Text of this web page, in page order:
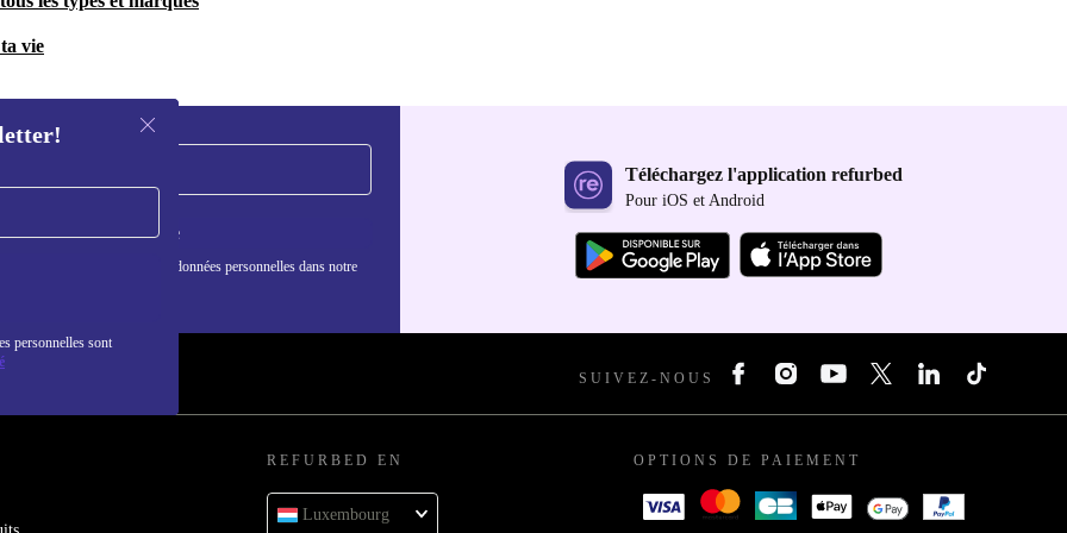
vie
personnelles sont
S'inscrire
sur l'utilisation des données personnelles dans notre
Téléchargez l'application refurbed
Pour iOS et Android
SUIVEZ-NOUS
REFURBED EN
Luxembourg
OPTIONS DE PAIEMENT